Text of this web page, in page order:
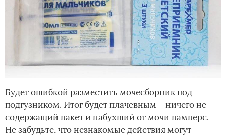
Будет ошибкой разместить мочесборник под
подгузником. Итог будет плачевным – ничего не
содержащий пакет и набухший от мочи памперс.
Не забудьте, что незнакомые действия могут